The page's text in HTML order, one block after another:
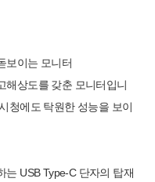
보이는 모니터
해상도를 갖춘 모니터입니
청에도 탁원한 성능을 보이
는 USB Type-C 단자의 탑재